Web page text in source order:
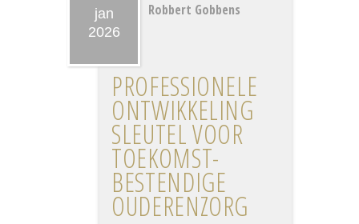
jan
2026
Robbert Gobbens
PROFESSIONELE
ONTWIKKELING
SLEUTEL VOOR
TOEKOMST­
BESTENDIGE
OUDEREN­ZORG